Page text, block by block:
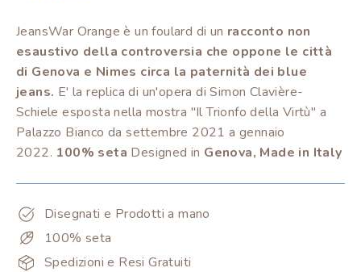
JeansWar Orange è un foulard di un racconto non
esaustivo della controversia che oppone le città
di Genova e Nimes circa la paternità dei blue
jeans. E' la replica di un'opera di Simon Clavière-
Schiele esposta nella mostra "Il Trionfo della Virtù" a
Palazzo Bianco da settembre 2021 a gennaio
2022. 100% seta Designed in Genova, Made in Italy
Disegnati e Prodotti a mano
100% seta
Spedizioni e Resi Gratuiti